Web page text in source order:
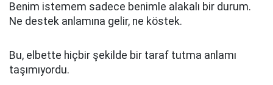
Benim istemem sadece benimle alakalı bir durum.
Ne destek anlamına gelir, ne köstek.
Bu, elbette hiçbir şekilde bir taraf tutma anlamı
taşımıyordu.